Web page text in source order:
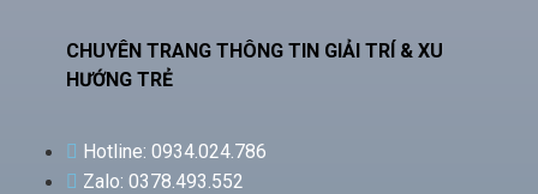
CHUYÊN TRANG THÔNG TIN GIẢI TRÍ & XU
HƯỚNG TRẺ
Hotline: 0934.024.786
Zalo: 0378.493.552